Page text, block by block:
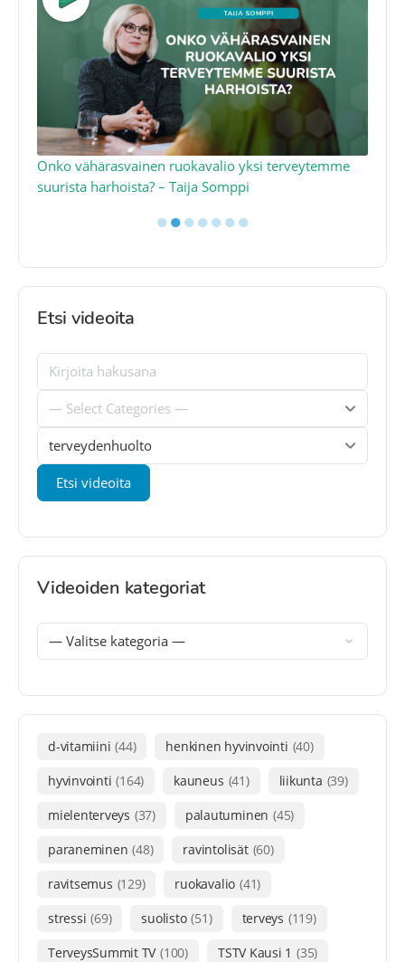
Onko vähärasvainen ruokavalio yksi terveytemme
suurista harhoista? – Taija Somppi
●●●●●●●
Etsi videoita
Videoiden kategoriat
d-vitamiini (44) henkinen hyvinvointi (40)
hyvinvointi (164) kauneus (41) liikunta (39)
mielenterveys (37) palautuminen (45)
paraneminen (48) ravintolisät (60)
ravitsemus (129) ruokavalio (41)
stressi (69) suolisto (51) terveys (119)
TerveysSummit TV (100) TSTV Kausi 1 (35)